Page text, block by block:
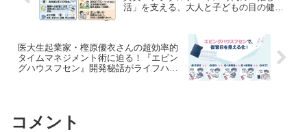
活」を支える、大人と子どもの目の健康
医大生起業家・樫原優衣さんの超効率的
タイムマネジメント術に迫る！『エビン
グハウスフセン』開発秘話がライフハッ
コメント